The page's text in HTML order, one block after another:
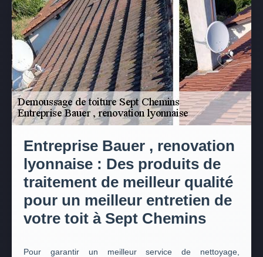
Entreprise Bauer , renovation
lyonnaise : Des produits de
traitement de meilleur qualité
pour un meilleur entretien de
votre toit à Sept Chemins
Pour garantir un meilleur service de nettoyage,